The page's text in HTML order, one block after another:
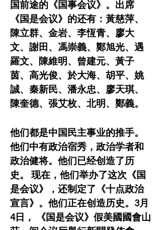
国前途的《国事会议》。出席
《国是会议》的还有：黃慈萍、
陳立群、金岩、李恆青、廖大
文、謝田、馮崇義、鄭旭光、遇
羅文、陳維明、曾建元、黃子
茵、高光俊、於大海、胡平、姚
誠、秦新民、潘永忠、廖天琪、
陳奎德、張艾枚、北明、鄭義。
他们都是中国民主事业的推手。
他们中有政治宿秀，政治学者和
政治健将。他们已经创造了历
史。 现在，他们举办了这次《国
是会议》，还制定了《十点政治
宣言》。他们正在创造历史。3月
4日， 《国是会议》假美國國會山